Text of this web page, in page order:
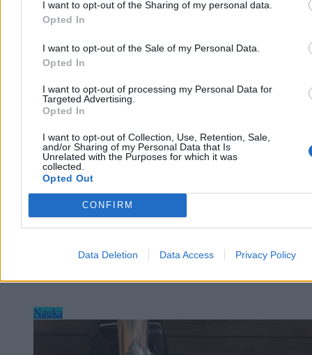
I want to opt-out of the Sharing of my personal data.
Opted In
I want to opt-out of the Sale of my Personal Data.
Opted In
I want to opt-out of processing my Personal Data for
Targeted Advertising.
Opted In
I want to opt-out of Collection, Use, Retention, Sale,
and/or Sharing of my Personal Data that Is
Unrelated with the Purposes for which it was
collected.
Opted Out
CONFIRM
Data Deletion Data Access Privacy Policy
uspokaja, że obiekt nie stanowi zagrożenia, choć został
zaklasyfikowany jako potencjalnie niebezpieczny.
Wczoraj 07:41
Reklama
Nauka